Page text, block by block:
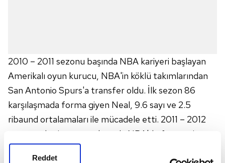
Reddet
2010 – 2011 sezonu başında NBA kariyeri başlayan
Amerikalı oyun kurucu, NBA'in köklü takımlarından
San Antonio Spurs'a transfer oldu. İlk sezon 86
karşılaşmada forma giyen Neal, 9.6 sayı ve 2.5
ribaund ortalamaları ile mücadele etti. 2011 – 2012
sezonunda yine aynı takımıyla NBA'de forma giyen
Neal, 70 karşılaşmada yer alırken 9.5 sayı ve 1.9